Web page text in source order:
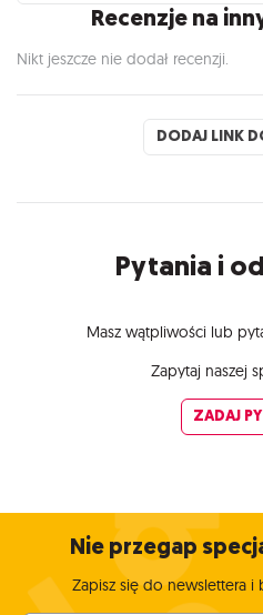
Recenzje na
Nikt jeszcze nie dodał recenzji.
DODAJ LINK
Pytania i
Masz wątpliwości lub
Zapytaj naszej
ZADAJ
Nie przegap
Zapisz się do newslettera i